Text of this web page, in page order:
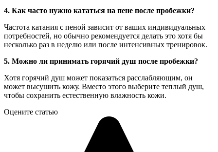
4. Как часто нужно кататься на пене после пробежки?
Частота катания с пеной зависит от ваших индивидуальных
потребностей, но обычно рекомендуется делать это хотя бы
несколько раз в неделю или после интенсивных тренировок.
5. Можно ли принимать горячий душ после пробежки?
Хотя горячий душ может показаться расслабляющим, он
может высушить кожу. Вместо этого выберите теплый душ,
чтобы сохранить естественную влажность кожи.
Оцените статью